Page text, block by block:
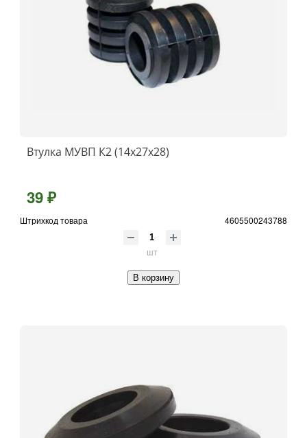
Втулка МУВП К2 (14х27х28)
39 ₽
Штрихкод товара 4605500243788
шт
В корзину